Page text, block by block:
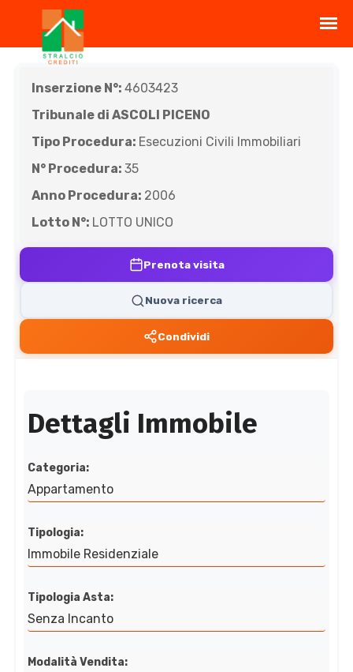
Inserzione N°: 4603423
Tribunale di ASCOLI PICENO
Tipo Procedura: Esecuzioni Civili Immobiliari
N° Procedura: 35
Anno Procedura: 2006
Lotto N°: LOTTO UNICO
Prenota visita
Nuova ricerca
Condividi
Dettagli Immobile
Categoria:
Appartamento
Tipologia:
Immobile Residenziale
Tipologia Asta:
Senza Incanto
Modalità Vendita: